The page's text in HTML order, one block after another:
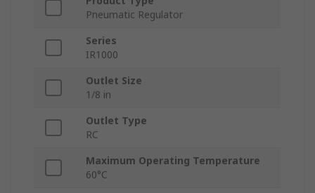
Pneumatic Regulator
Series
IR1000
Outlet Size
1/8 in
Outlet Type
RC
Maximum Operating Temperature
60°C